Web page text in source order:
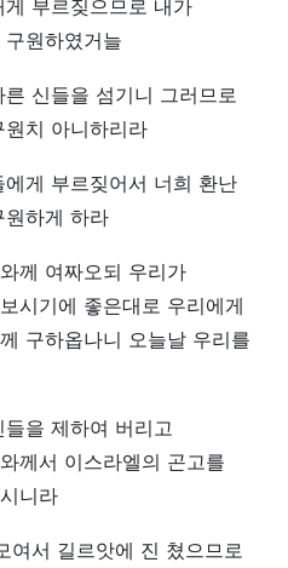
부르짖으므로 내가
원하였거늘
신들을 섬기니 그러므로
치 아니하리라
게 부르짖어서 너희 환난
하게 하라
께 여짜오되 우리가
시기에 좋은대로 우리에게
구하옵나니 오늘날 우리를
을 제하여 버리고
께서 이스라엘의 곤고를
니라
여서 길르앗에 진 쳤으므로